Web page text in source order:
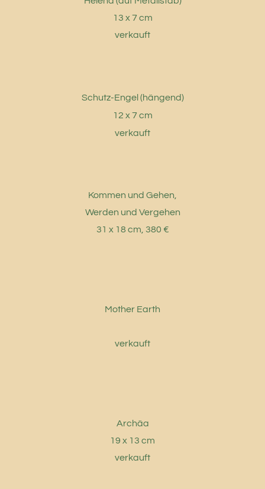
13 x 7 cm
verkauft
Schutz-Engel (hängend)
12 x 7 cm
verkauft
Kommen und Gehen,
Werden und Vergehen
31 x 18 cm, 380 €
Mother Earth
verkauft
Archäa
19 x 13 cm
verkauft